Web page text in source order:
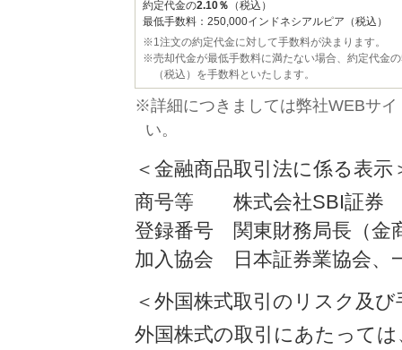
約定代金の2.10％ （税込）
最低手数料：250,000インドネシアルピア（税込）
※1注文の約定代金に対して手数料が決まります。
※売却代金が最低手数料に満たない場合、約定代金
（税込）を手数料といたします。
※詳細につきましては弊社WEBサ
い。
＜金融商品取引法に係る表示
商号等 株式会社SBI証券
登録番号 関東財務局長（金
加入協会 日本証券業協会、
＜外国株式取引のリスク及
外国株式の取引にあたって